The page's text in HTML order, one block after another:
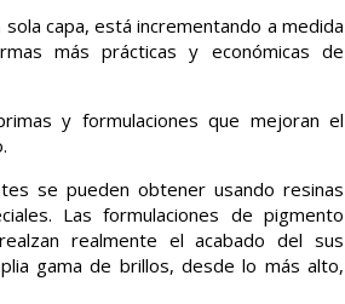
capa, está incrementando a medida
más prácticas y económicas de
y formulaciones que mejoran el
se pueden obtener usando resinas
Las formulaciones de pigmento
realmente el acabado del sus
gama de brillos, desde lo más alto,